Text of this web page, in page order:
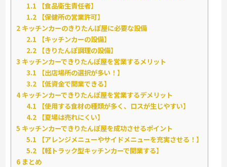
1.1 【食品衛生責任者】
1.2 【保健所の営業許可】
2 キッチンカーのきりたんぽ屋に必要な設備
2.1 【キッチンカーの設備】
2.2 【きりたんぽ調理の設備】
3 キッチンカーできりたんぽ屋を営業するメリット
3.1 【出店場所の選択が多い！】
3.2 【低資金で開業できる】
4キッチンカーできりたんぽ屋を営業するデメリット
4.1 【使用する食材の種類が多く、ロスが生じやすい】
4.2 【夏場は売れにくい】
5 キッチンカーできりたんぽ屋を成功させるポイント
5.1 【アレンジメニューやサイドメニューを充実させる！】
5.2 【軽トラック型キッチンカーで開業する】
6 まとめ